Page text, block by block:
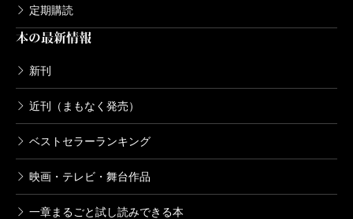
定期購読
本の最新情報
新刊
近刊（まもなく発売）
ベストセラーランキング
映画・テレビ・舞台作品
一章まるごと試し読みできる本